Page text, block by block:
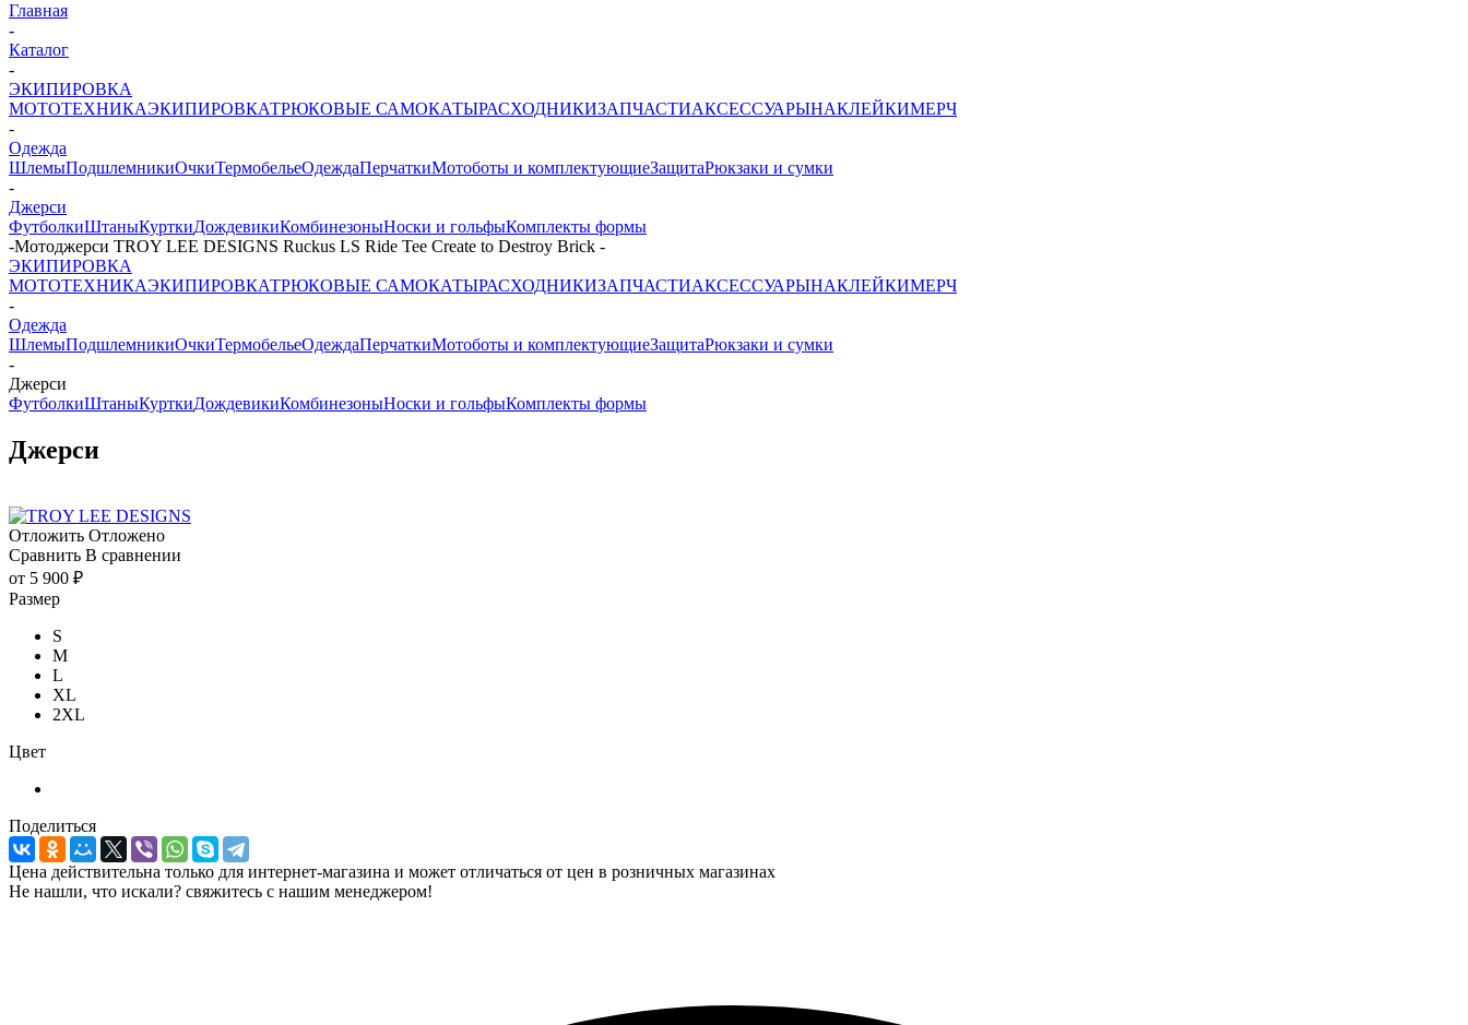
Главная
-
Каталог
-
ЭКИПИРОВКА
МОТОТЕХНИКАЭКИПИРОВКАТРЮКОВЫЕ САМОКАТЫРАСХОДНИКИЗАПЧАСТИАКСЕССУАРЫНАКЛЕЙКИМЕРЧ
-
Одежда
ШлемыПодшлемникиОчкиТермобельеОдеждаПерчаткиМотоботы и комплектующиеЗащитаРюкзаки и сумки
-
Джерси
ФутболкиШтаныКурткиДождевикиКомбинезоныНоски и гольфыКомплекты формы
-Мотоджерси TROY LEE DESIGNS Ruckus LS Ride Tee Create to Destroy Brick -
ЭКИПИРОВКА
МОТОТЕХНИКАЭКИПИРОВКАТРЮКОВЫЕ САМОКАТЫРАСХОДНИКИЗАПЧАСТИАКСЕССУАРЫНАКЛЕЙКИМЕРЧ
-
Одежда
ШлемыПодшлемникиОчкиТермобельеОдеждаПерчаткиМотоботы и комплектующиеЗащитаРюкзаки и сумки
-
Джерси
ФутболкиШтаныКурткиДождевикиКомбинезоныНоски и гольфыКомплекты формы
Джерси
Отложить Отложено
Сравнить В сравнении
от 5 900 ₽
Размер
S
M
L
XL
2XL
Цвет
Поделиться
Цена действительна только для интернет-магазина и может отличаться от цен в розничных магазинах
Не нашли, что искали? свяжитесь с нашим менеджером!